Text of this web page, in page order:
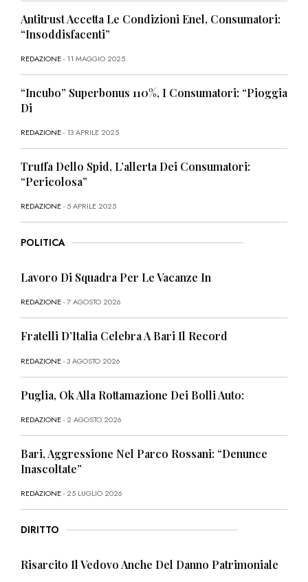
Antitrust Accetta Le Condizioni Enel, Consumatori:
“Insoddisfacenti”
REDAZIONE- 11 MAGGIO 2025
“Incubo” Superbonus 110%, I Consumatori: “Pioggia
Di
REDAZIONE- 13 APRILE 2025
Truffa Dello Spid, L’allerta Dei Consumatori:
“Pericolosa”
REDAZIONE- 5 APRILE 2025
POLITICA
Lavoro Di Squadra Per Le Vacanze In
REDAZIONE- 7 AGOSTO 2026
Fratelli D’Italia Celebra A Bari Il Record
REDAZIONE- 3 AGOSTO 2026
Puglia, Ok Alla Rottamazione Dei Bolli Auto:
REDAZIONE- 2 AGOSTO 2026
Bari, Aggressione Nel Parco Rossani: “Denunce
Inascoltate”
REDAZIONE- 25 LUGLIO 2026
DIRITTO
Risarcito Il Vedovo Anche Del Danno Patrimoniale